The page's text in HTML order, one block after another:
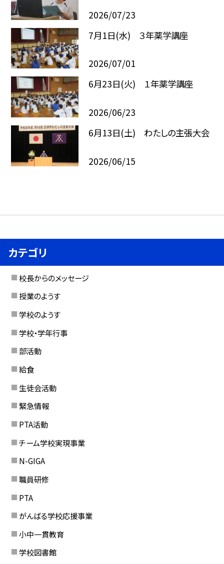
2026/07/23
7月1日(水) ３年薬学講座
2026/07/01
6月23日(火) １年薬学講座
2026/06/23
6月13日(土) わたしの主張大会
2026/06/15
カテゴリ
校長からのメッセージ
授業のようす
学校のようす
学校・学年行事
部活動
給食
生徒会活動
緊急情報
PTA活動
チーム学校実現事業
N-GIGA
職員研修
PTA
がんばる学校応援事業
小中一貫教育
学校図書館